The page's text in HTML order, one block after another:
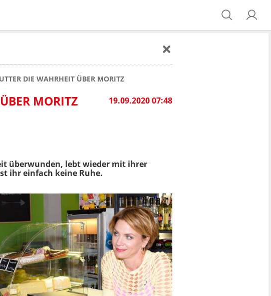
DIE WAHRHEIT ÜBER MORITZ
19.09.2020 07:48
MORITZ
überwunden, lebt wieder mit ihrer
ihr einfach keine Ruhe.